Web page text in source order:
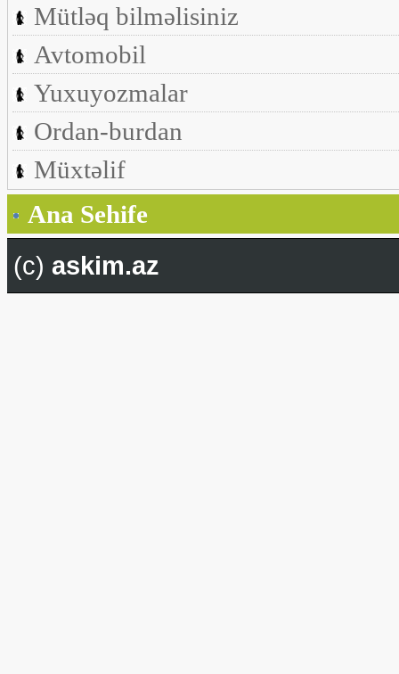
Mütləq bilməlisiniz
Avtomobil
Yuxuyozmalar
Ordan-burdan
Müxtəlif
Ana Sehife
(c) askim.az